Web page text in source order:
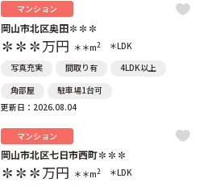
マンション
岡山市北区奥田✽✽✽
✽✽✽万円 ＊＊m2
＊LDK
写真充実
間取り有
4LDK以上
角部屋
駐車場1台可
更新日：2026.08.04
マンション
岡山市北区七日市西町✽✽✽
✽✽✽万円 ＊＊m2
＊LDK